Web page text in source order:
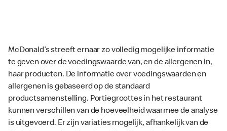
McDonald’s streeft ernaar zo volledig mogelijke informatie
te geven over de voedingswaarde van, en de allergenen in,
haar producten. De informatie over voedingswaarden en
allergenen is gebaseerd op de standaard
productsamenstelling. Portiegroottes in het restaurant
kunnen verschillen van de hoeveelheid waarmee de analyse
is uitgevoerd. Er zijn variaties mogelijk, afhankelijk van de